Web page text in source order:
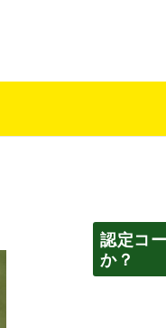
認定コ
か？